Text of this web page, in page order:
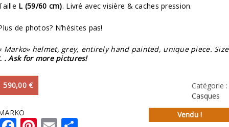
L (59/60 cm). Livré avec visière & caches pression.
de photos? N’hésites pas!
Marko» helmet, grey, entirely hand painted, unique piece. Size
. Ask for more pictures!
590,00€
Vendu !
Catégorie :
Casques